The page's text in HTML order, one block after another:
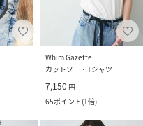
Whim Gazette
カットソー・Tシャツ
7,150 円
65ポイント(1倍)